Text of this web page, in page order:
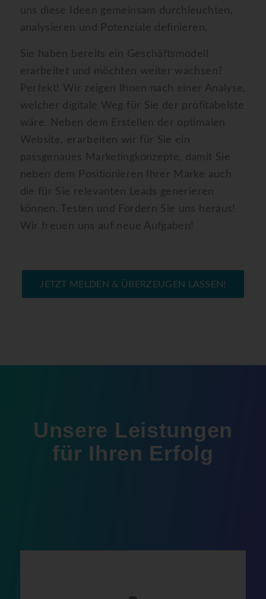
uns diese Ideen gemeinsam durchleuchten,
analysieren und Potenziale definieren.
Sie haben bereits ein Geschäftsmodell
erarbeitet und möchten weiter wachsen?
Perfekt! Wir zeigen Ihnen nach einer Analyse,
welcher digitale Weg für Sie der profitabelste
wäre. Neben dem Erstellen der optimalen
Website, erarbeiten wir für Sie ein
passgenaues Marketingkonzepte, damit Sie
neben dem Positionieren Ihrer Marke auch
die für Sie relevanten Leads generieren
können. Testen und Fordern Sie uns heraus!
Wir freuen uns auf neue Aufgaben!
JETZT MELDEN & ÜBERZEUGEN LASSEN!
Unsere Leistungen
für Ihren Erfolg